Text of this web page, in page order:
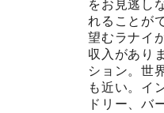
をお見逃し
れることが
望むラナイ
収入があり
ション。世
も近い。イ
ドリー、バ